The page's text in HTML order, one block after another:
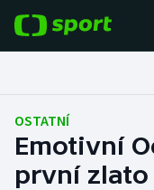
Fotbal
Hokej
OSTATNÍ
Emotivní
první